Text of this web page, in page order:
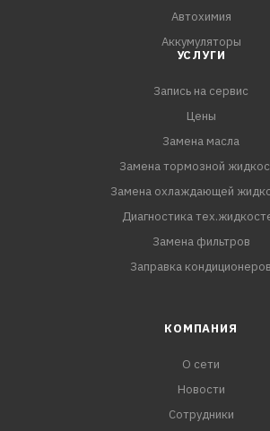
Автохимия
Аккумуляторы
УСЛУГИ
Запись на сервис
Цены
Замена масла
Замена тормозной
Замена охлаждающей
Диагностика
Замена фильтров
Заправка кондиционеров
КОМПАНИЯ
О сети
Новости
Сотрудники